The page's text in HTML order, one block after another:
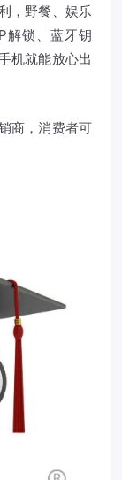
，野餐、娱乐
解锁、蓝牙钥
机就能放心出
商，消费者可